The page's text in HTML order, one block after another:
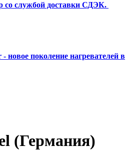
со службой доставки СДЭК.
новое поколение нагревателей в
(Германия)